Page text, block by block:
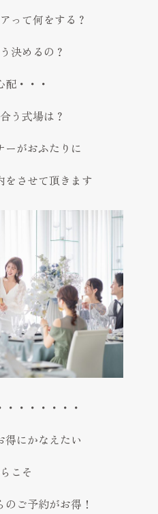
って何をする？
決めるの？
配・・・
う式場は？
ーがおふたりに
をさせて頂きます
・・・・・・・
得にかなえたい
こそ
ご予約がお得！